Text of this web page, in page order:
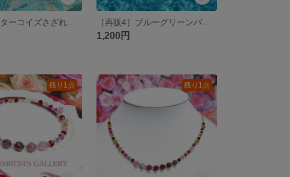
1,200円
残り1点 残り1点